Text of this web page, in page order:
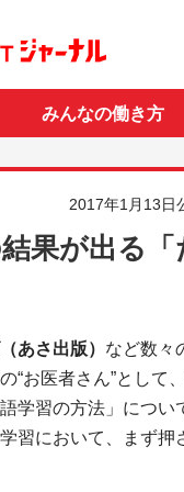
みんなの働き方
2017年1月13
果が出る
あさ出版） など数々
“お医者さん”として
学習の方法」につい
習において、まず押